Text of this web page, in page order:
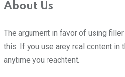
About Us
The argument in favor of using
this: If you use arey real content in
anytime you reachtent.